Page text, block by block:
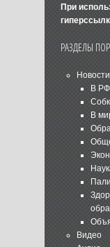
При
РАЗДЕЛЫ
Новости
В
В
Видео